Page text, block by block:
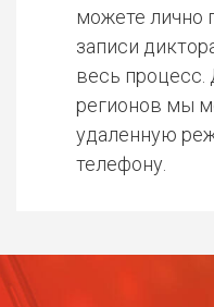
можете лично
записи
весь процесс.
регионов мы
удаленную
телефону.